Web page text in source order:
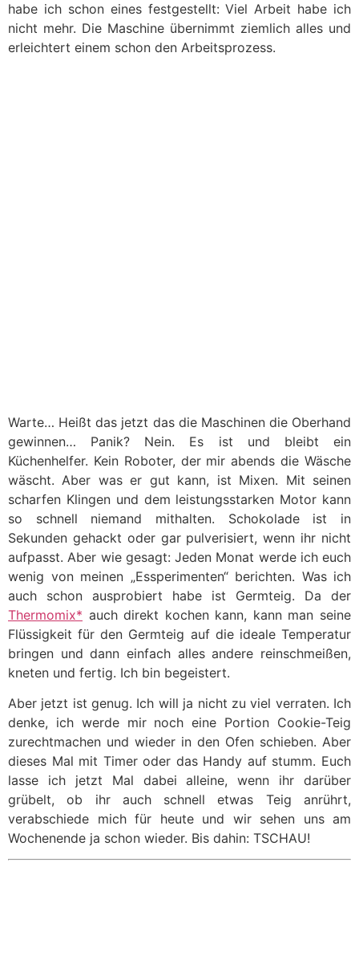
habe ich schon eines festgestellt: Viel Arbeit habe ich
nicht mehr. Die Maschine übernimmt ziemlich alles und
erleichtert einem schon den Arbeitsprozess.
Warte… Heißt das jetzt das die Maschinen die Oberhand
gewinnen… Panik? Nein. Es ist und bleibt ein
Küchenhelfer. Kein Roboter, der mir abends die Wäsche
wäscht. Aber was er gut kann, ist Mixen. Mit seinen
scharfen Klingen und dem leistungsstarken Motor kann
so schnell niemand mithalten. Schokolade ist in
Sekunden gehackt oder gar pulverisiert, wenn ihr nicht
aufpasst. Aber wie gesagt: Jeden Monat werde ich euch
wenig von meinen „Essperimenten“ berichten. Was ich
auch schon ausprobiert habe ist Germteig. Da der
Thermomix* auch direkt kochen kann, kann man seine
Flüssigkeit für den Germteig auf die ideale Temperatur
bringen und dann einfach alles andere reinschmeißen,
kneten und fertig. Ich bin begeistert.
Aber jetzt ist genug. Ich will ja nicht zu viel verraten. Ich
denke, ich werde mir noch eine Portion Cookie-Teig
zurechtmachen und wieder in den Ofen schieben. Aber
dieses Mal mit Timer oder das Handy auf stumm. Euch
lasse ich jetzt Mal dabei alleine, wenn ihr darüber
grübelt, ob ihr auch schnell etwas Teig anrührt,
verabschiede mich für heute und wir sehen uns am
Wochenende ja schon wieder. Bis dahin: TSCHAU!